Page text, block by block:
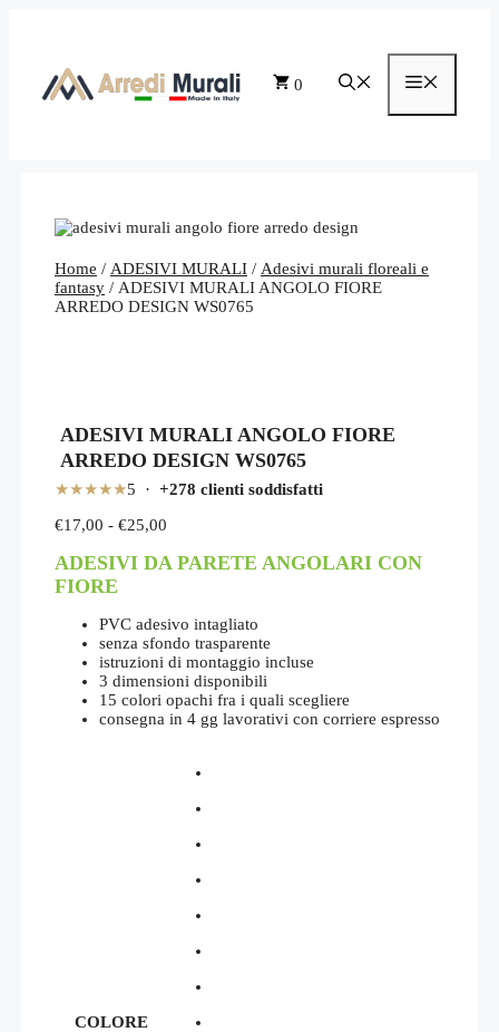
0
Home / ADESIVI MURALI / Adesivi murali floreali e
fantasy / ADESIVI MURALI ANGOLO FIORE
ARREDO DESIGN WS0765
ADESIVI MURALI ANGOLO FIORE
ARREDO DESIGN WS0765
★★★★★5 · +278 clienti soddisfatti
€17,00 - €25,00
prezzo:
a
€25,00
ADESIVI DA PARETE ANGOLARI CON
FIORE
PVC adesivo intagliato
senza sfondo trasparente
istruzioni di montaggio incluse
3 dimensioni disponibili
15 colori opachi fra i quali scegliere
consegna in 4 gg lavorativi con corriere espresso
COLORE